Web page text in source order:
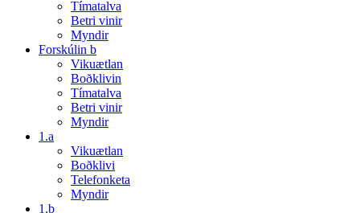
Tímatalva
Betri vinir
Myndir
Forskúlin b
Vikuætlan
Boðklivin
Tímatalva
Betri vinir
Myndir
1.a
Vikuætlan
Boðklivi
Telefonketa
Myndir
1.b